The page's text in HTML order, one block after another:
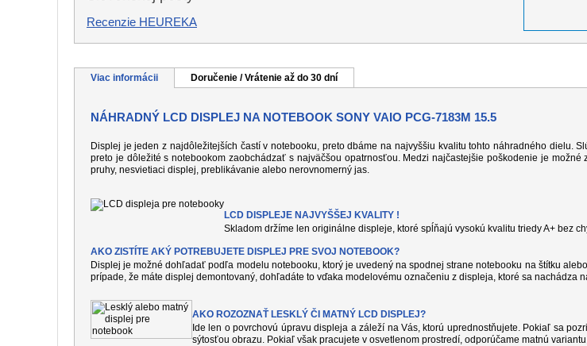
Recenzie HEUREKA
Viac informácii Doručenie / Vrátenie až do 30 dní
NÁHRADNÝ LCD DISPLEJ NA NOTEBOOK SONY VAIO PCG-7183M 15.5
Displej je jeden z najdôležitejších častí v notebooku, preto dbáme na najvyššiu kvalitu tohto náhradného dielu.
preto je dôležité s notebookom zaobchádzať s najväčšou opatrnosťou. Medzi najčastejšie poškodenie je
pruhy, nesvietiaci displej, preblikávanie alebo nerovnomerný jas.
LCD DISPLEJE NAJVYŠŠEJ KVALITY !
Skladom držíme len originálne displeje, ktoré spĺňajú vysokú kvalitu triedy A+ bez
AKO ZISTÍTE AKÝ POTREBUJETE DISPLEJ PRE SVOJ NOTEBOOK?
Displej je možné dohľadať podľa modelu notebooku, ktorý je uvedený na spodnej strane notebooku na štítku
prípade, že máte displej demontovaný, dohľadáte to vďaka modelovému označeniu z displeja, ktoré sa nachádza
AKO ROZOZNAŤ LESKLÝ ČI MATNÝ LCD DISPLEJ?
Ide len o povrchovú úpravu displeja a záleží na Vás, ktorú uprednostňujete. Pokiaľ sa
sýtosťou obrazu. Pokiaľ však pracujete v osvetlenom prostredí, odporúčame matnú